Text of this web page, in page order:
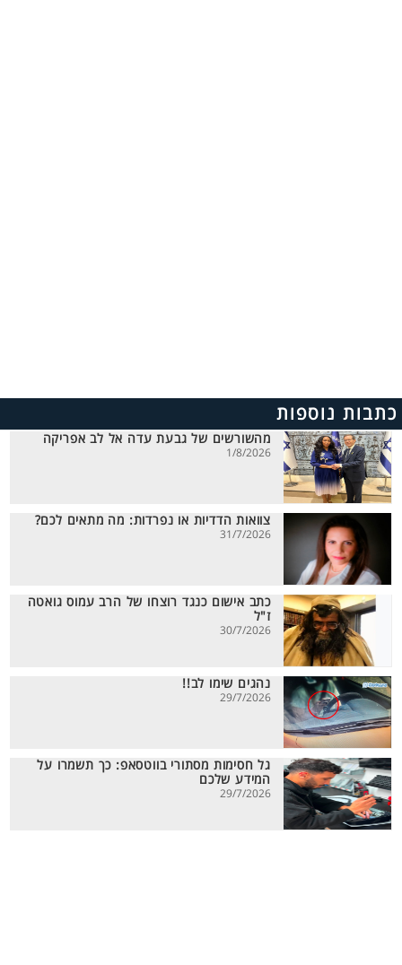
כתבות נוספות
מהשורשים של גבעת עדה אל לב אפריקה
1/8/2026
צוואות הדדיות או נפרדות: מה מתאים לכם?
31/7/2026
כתב אישום כנגד רוצחו של הרב עמוס גואטה
ז"ל
30/7/2026
נהגים שימו לב!!
29/7/2026
גל חסימות מסתורי בווטסאפ: כך תשמרו על
המידע שלכם
29/7/2026